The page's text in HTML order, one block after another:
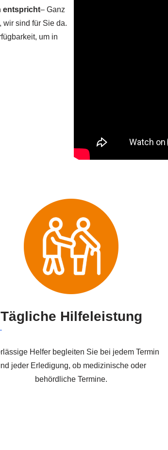
entspricht– Ganz
wir sind für Sie da.
um in
Tägliche Hilfeleistung
Helfer begleiten Sie bei jedem Termin
jeder Erledigung, ob medizinische oder
behördliche Termine.